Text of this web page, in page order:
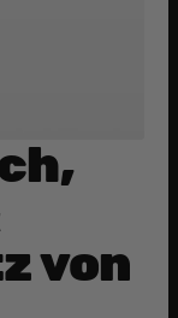
von